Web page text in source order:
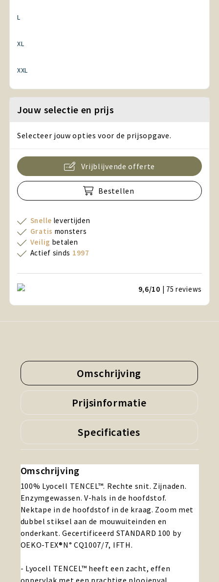
L
XL
XXL
Jouw selectie en prijs
Selecteer jouw opties voor de prijsopgave.
Vrijblijvende offerte
Bestellen
Snelle levertijden
Gratis monsters
Veilig betalen
Actief sinds 1997
9,6/10 | 75reviews
Omschrijving
Prijsinformatie
Specificaties
Omschrijving
100% Lyocell TENCEL™. Rechte snit. Zijnaden.
Enzymgewassen. V-hals in de hoofdstof.
Nektape in de hoofdstof in de kraag. Zoom met
dubbel stiksel aan de mouwuiteinden en
onderkant. Gecertificeerd STANDARD 100 by
OEKO-TEX®N° CQ1007/7, IFTH.
- Lyocell TENCEL™ heeft een zacht, effen